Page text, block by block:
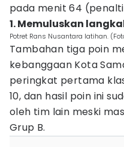
pada menit 64
1. Memuluskan
Potret Rans Nusantara latihan.
Tambahan tiga poin
kebanggaan Kota
peringkat pertama
10, dan hasil poin ini
oleh tim lain meski
Grup B.